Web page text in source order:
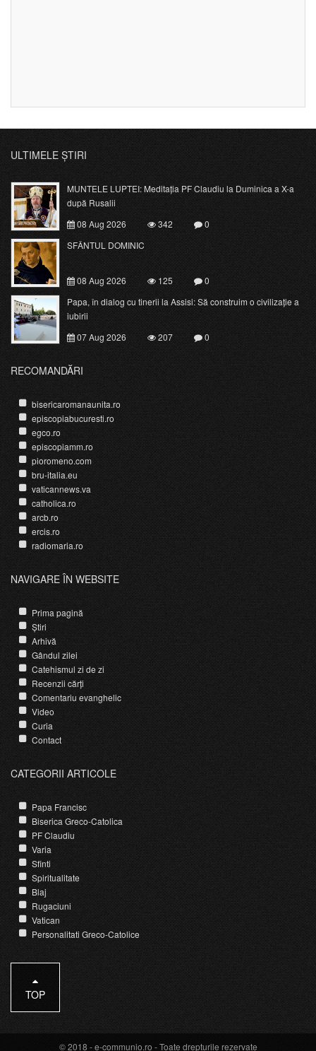
ULTIMELE ȘTIRI
MUNTELE LUPTEI: Meditația PF Claudiu la Duminica a X-a
după Rusalii
08 Aug 2026
342
0
SFÂNTUL DOMINIC
08 Aug 2026 125
0
Papa, în dialog cu tinerii la Assisi: Să construim o civilizație a
iubirii
07 Aug 2026
207 0
RECOMANDĂRI
bisericaromanaunita.ro
episcopiabucuresti.ro
egco.ro
episcopiamm.ro
pioromeno.com
bru-italia.eu
vaticannews.va
catholica.ro
arcb.ro
ercis.ro
radiomaria.ro
NAVIGARE ÎN WEBSITE
Prima pagină
Știri
Arhivă
Gândul zilei
Catehismul zi de zi
Recenzii cărți
Comentariu evanghelic
Video
Curia
Contact
CATEGORII ARTICOLE
Papa Francisc
Biserica Greco-Catolica
PF Claudiu
Varia
Sfinti
Spiritualitate
Blaj
Rugaciuni
Vatican
Personalitati Greco-Catolice
TOP
© 2018 -e-communio.ro - Toate drepturile rezervate